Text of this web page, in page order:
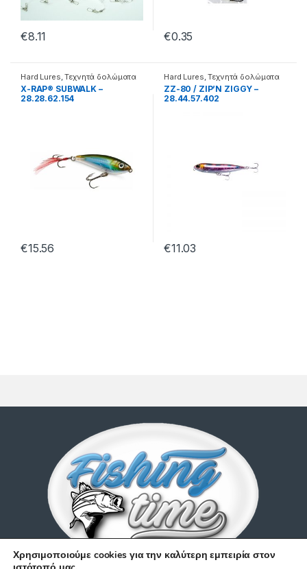
€8.11 €0.35
Hard Lures ,Τεχνητά δολώματα
X-RAP® SUBWALK –
28.28.62.154
€15.56
Hard Lures ,Τεχνητά δολώματα
ZZ-80 / ZIP’N ZIGGY –
28.44.57.402
€11.03
Χρησιμοποιούμε cookies για την καλύτερη εμπειρία στον